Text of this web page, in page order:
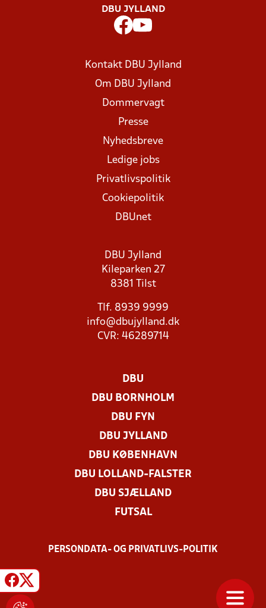
DBU JYLLAND
Kontakt DBU Jylland
Om DBU Jylland
Dommervagt
Presse
Nyhedsbreve
Ledige jobs
Privatlivspolitik
Cookiepolitik
DBUnet
DBU Jylland
Kileparken 27
8381 Tilst
Tlf. 8939 9999
info@dbujylland.dk
CVR: 46289714
DBU
DBU BORNHOLM
DBU FYN
DBU JYLLAND
DBU KØBENHAVN
DBU LOLLAND-FALSTER
DBU SJÆLLAND
FUTSAL
PERSONDATA- OG PRIVATLIVS-POLITIK